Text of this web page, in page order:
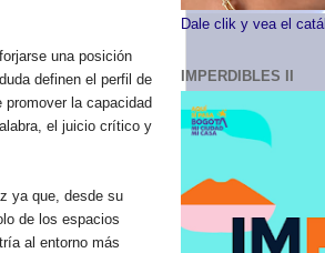
una posición
definen el perfil de
promover la capacidad
el juicio crítico y
ya que, desde su
de los espacios
al entorno más
Dale clik y vea el
IMPERDIBLES II